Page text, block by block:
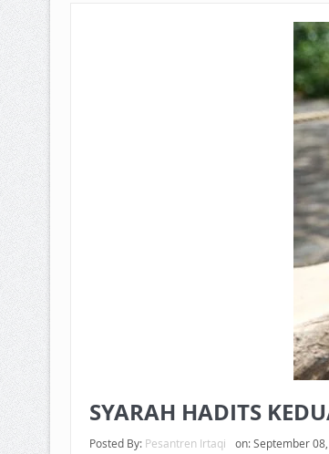
BAGAIMANA
ISTIDLAL BATIL VS
HUKUM
SYARAH HADITS
Posted By: Pesantren Irtaqi on:September